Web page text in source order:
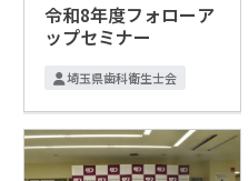
令和8年度フォローア
ップセミナー
埼玉県歯科衛生士会